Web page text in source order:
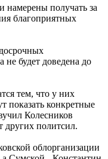
намерены получать за
благоприятных
не будет доведена до
тем, что у них
показать конкретные
Колесников
политсил.
облорганизации